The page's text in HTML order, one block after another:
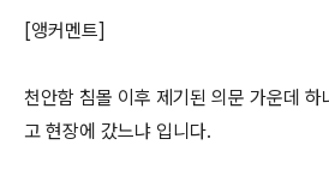
[앵커멘트]
천안함 침몰 이후 제기된 의문 가운데
고 현장에 갔느냐 입니다.